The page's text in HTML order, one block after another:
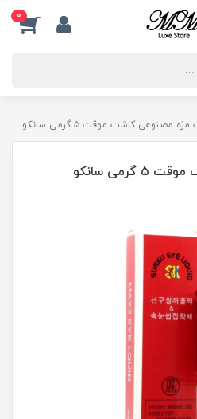
0
مصنوعی کاشت موقت ۵ گرمی سانکو
سانکو